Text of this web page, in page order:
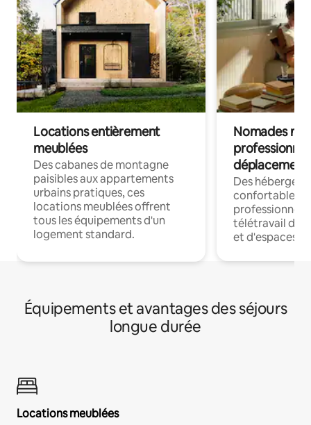
Locations entièrement
meublées
Des cabanes de montagne
paisibles aux appartements
urbains pratiques, ces
locations meublées offrent
tous les équipements d'un
logement standard.
Nomades
déplacement
Des
confortables
professionnels
télétravail
et d'espaces
Équipements et avantages des séjours
longue durée
Locations meublées